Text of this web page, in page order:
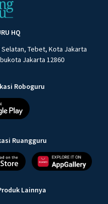
HQ
Selatan, Tebet, Kota Jakarta
Jakarta 12860
Roboguru
Ruangguru
Lainnya